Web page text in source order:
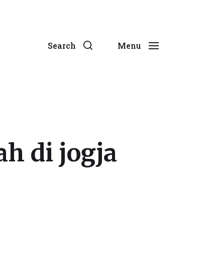
Search Menu
di jogja